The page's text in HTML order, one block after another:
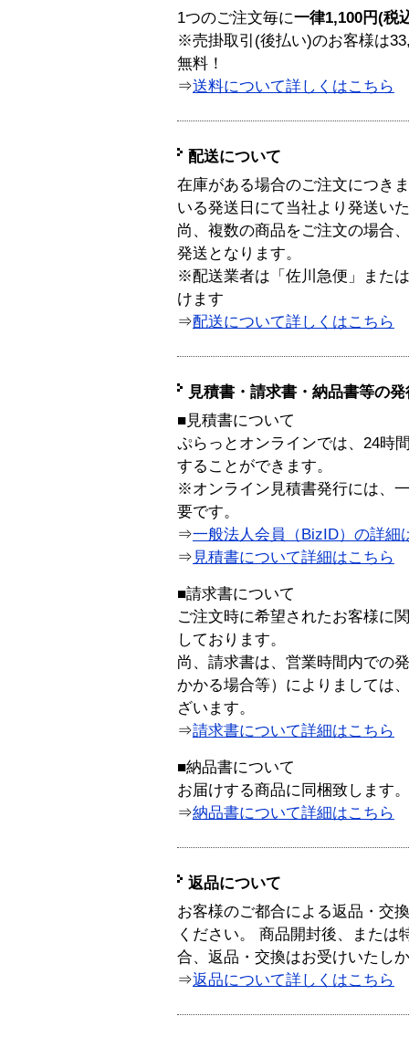
1つのご注文毎に一律1,100円(税
※売掛取引(後払い)のお客様は
無料！
⇒送料について詳しくはこちら
配送について
在庫がある場合のご注文につき
いる発送日にて当社より発送い
尚、複数の商品をご注文の場合
発送となります。
※配送業者は「佐川急便」また
けます
⇒配送について詳しくはこちら
見積書・請求書・納品書等の
■見積書について
ぷらっとオンラインでは、24時
することができます。
※オンライン見積書発行には、
要です。
⇒一般法人会員（BizID）の詳細
⇒ 見積書について詳細はこちら
■請求書について
ご注文時に希望されたお客様に
しております。
尚、請求書は、営業時間内での
かかる場合等）によりましては
ざいます。
⇒請求書について詳細はこちら
■納品書について
お届けする商品に同梱致します。
⇒納品書について詳細はこちら
返品について
お客様のご都合による返品・交
ください。 商品開封後、または
合、返品・交換はお受けいたし
⇒返品について詳しくはこちら